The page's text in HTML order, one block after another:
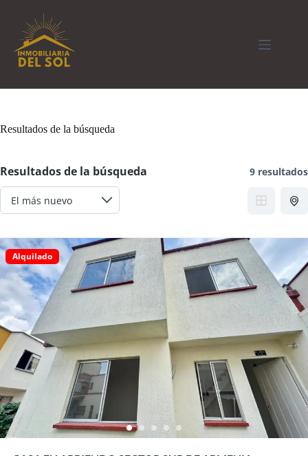
contenido
Resultados de la búsqueda
Resultados de la búsqueda 9 resultados
Alquilado